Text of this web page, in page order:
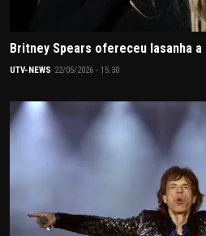
Britney Spears ofereceu lasanha
UTV-NEWS 22/05/2026 - 15:30